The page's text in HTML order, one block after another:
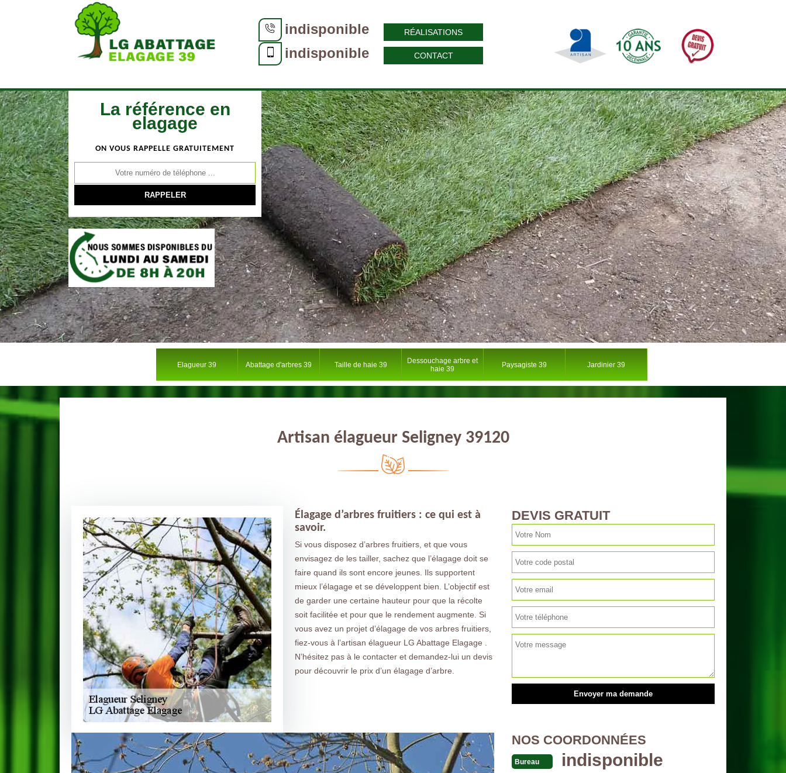
indisponible
indisponible
RÉALISATIONS
CONTACT
La référence en
elagage
ON VOUS RAPPELLE GRATUITEMENT
Elagueur 39 Abattage d'arbres 39 Taille de haie 39
Dessouchage arbre et
haie 39
Paysagiste 39 Jardinier 39
Artisan élagueur Seligney 39120
Élagage d’arbres fruitiers : ce qui est à
savoir.
Si vous disposez d’arbres fruitiers, et que vous
envisagez de les tailler, sachez que l’élagage doit se
faire quand ils sont encore jeunes. Ils supportent
mieux l’élagage et se développent bien. L’objectif est
de garder une certaine hauteur pour que la récolte
soit facilitée et pour que le rendement augmente. Si
vous avez un projet d’élagage de vos arbres fruitiers,
fiez-vous à l’artisan élagueur LG Abattage Elagage .
N’hésitez pas à le contacter et demandez-lui un devis
pour découvrir le prix d’un élagage d’arbre.
DEVIS GRATUIT
NOS COORDONNÉES
Bureau indisponible